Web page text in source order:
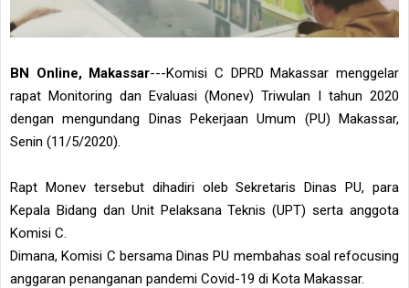
BN Online, Makassar---Komisi C DPRD Makassar menggelar
rapat Monitoring dan Evaluasi (Monev) Triwulan I tahun 2020
dengan mengundang Dinas Pekerjaan Umum (PU) Makassar,
Senin (11/5/2020).
Rapt Monev tersebut dihadiri oleb Sekretaris Dinas PU, para
Kepala Bidang dan Unit Pelaksana Teknis (UPT) serta anggota
Komisi C.
Dimana, Komisi C bersama Dinas PU membahas soal refocusing
anggaran penanganan pandemi Covid-19 di Kota Makassar.